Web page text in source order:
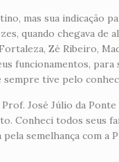
mas sua indicação
quando chegava de
Zé Ribeiro,
funcionamentos,
tive pelo
José Júlio da
Conheci todos seus
semelhança com a